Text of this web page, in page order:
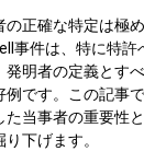
正確な特定は極
事件は、特に特許
明者の定義とす
です。この記事
当事者の重要性
下げます。